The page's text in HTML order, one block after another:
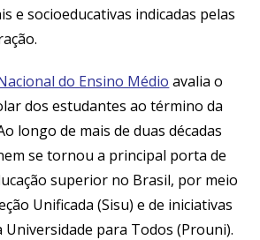
e socioeducativas indicadas pelas
do Ensino Médio avalia o
dos estudantes ao término da
longo de mais de duas décadas
se tornou a principal porta de
superior no Brasil, por meio
Unificada (Sisu) e de iniciativas
para Todos (Prouni).